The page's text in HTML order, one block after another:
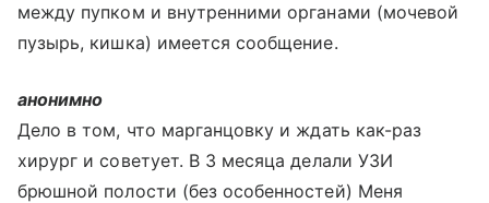
между пупком и внутренними органами (мочевой
пузырь, кишка) имеется сообщение.
анонимно
Дело в том, что марганцовку и ждать как-раз
хирург и советует. В 3 месяца делали УЗИ
брюшной полости (без особенностей) Меня